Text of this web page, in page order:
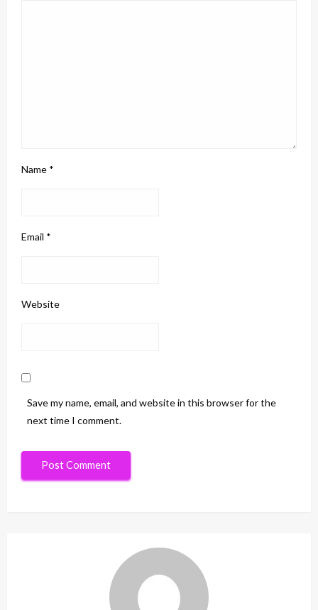
Name *
Email *
Website
Save my name, email, and website in this browser for the
next time I comment.